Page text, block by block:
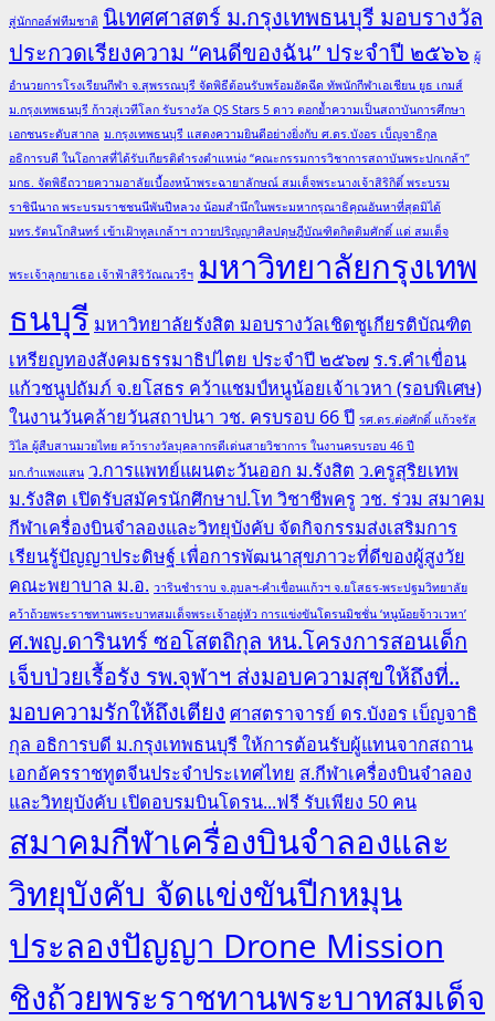
สู่นักกอล์ฟทีมชาติ นิเทศศาสตร์ ม.กรุงเทพธนบุรี มอบรางวัล
ประกวดเรียงความ “คนดีของฉัน” ประจำปี ๒๕๖๖ ผู้
อำนวยการโรงเรียนกีฬา จ.สุพรรณบุรี จัดพิธีต้อนรับพร้อมอัดฉีด ทัพนักกีฬาเอเชียน ยูธ เกมส์
ม.กรุงเทพธนบุรี ก้าวสู่เวทีโลก รับรางวัล QS Stars 5 ดาว ตอกย้ำความเป็นสถาบันการศึกษา
เอกชนระดับสากล ม.กรุงเทพธนบุรี แสดงความยินดีอย่างยิ่งกับ ศ.ดร.บังอร เบ็ญจาธิกุล
อธิการบดี ในโอกาสที่ได้รับเกียรติดำรงตำแหน่ง “คณะกรรมการวิชาการสถาบันพระปกเกล้า”
มกธ. จัดพิธีถวายความอาลัยเบื้องหน้าพระฉายาลักษณ์ สมเด็จพระนางเจ้าสิริกิติ์ พระบรม
ราชินีนาถ พระบรมราชชนนีพันปีหลวง น้อมสำนึกในพระมหากรุณาธิคุณอันหาที่สุดมิได้
มทร.รัตนโกสินทร์ เข้าเฝ้าทูลเกล้าฯ ถวายปริญญาศิลปดุษฎีบัณฑิตกิตติมศักดิ์ แด่ สมเด็จ
พระเจ้าลูกยาเธอ เจ้าฟ้าสิริวัณณวรีฯ มหาวิทยาลัยกรุงเทพ
ธนบุรี มหาวิทยาลัยรังสิต มอบรางวัลเชิดชูเกียรติบัณฑิต
เหรียญทองสังคมธรรมาธิปไตย ประจำปี ๒๕๖๗ ร.ร.คำเขื่อน
แก้วชนูปถัมภ์ จ.ยโสธร คว้าแชมป์หนูน้อยเจ้าเวหา (รอบพิเศษ)
ในงานวันคล้ายวันสถาปนา วช. ครบรอบ 66 ปี รศ.ดร.ต่อศักดิ์ แก้วจรัส
วิไล ผู้สืบสานมวยไทย คว้ารางวัลบุคลากรดีเด่นสายวิชาการ ในงานครบรอบ 46 ปี
มก.กำแพงแสน ว.การแพทย์แผนตะวันออก ม.รังสิต ว.ครูสุริยเทพ
ม.รังสิต เปิดรับสมัครนักศึกษาป.โท วิชาชีพครู วช. ร่วม สมาคม
กีฬาเครื่องบินจำลองและวิทยุบังคับ จัดกิจกรรมส่งเสริมการ
เรียนรู้ปัญญาประดิษฐ์ เพื่อการพัฒนาสุขภาวะที่ดีของผู้สูงวัย
คณะพยาบาล ม.อ. วารินชำราบ จ.อุบลฯ-คำเขื่อนแก้วฯ จ.ยโสธร-พระปฐมวิทยาลัย
คว้าถ้วยพระราชทานพระบาทสมเด็จพระเจ้าอยู่หัว การแข่งขันโดรนมิชชั่น ‘หนูน้อยจ้าวเวหา’
ศ.พญ.ดารินทร์ ซอโสตถิกุล หน.โครงการสอนเด็ก
เจ็บป่วยเรื้อรัง รพ.จุฬาฯ ส่งมอบความสุขให้ถึงที่..
มอบความรักให้ถึงเตียง ศาสตราจารย์ ดร.บังอร เบ็ญจาธิ
กุล อธิการบดี ม.กรุงเทพธนบุรี ให้การต้อนรับผู้แทนจากสถาน
เอกอัครราชทูตจีนประจำประเทศไทย ส.กีฬาเครื่องบินจำลอง
และวิทยุบังคับ เปิดอบรมบินโดรน...ฟรี รับเพียง 50 คน
สมาคมกีฬาเครื่องบินจำลองและ
วิทยุบังคับ จัดแข่งขันปีกหมุน
ประลองปัญญา Drone Mission
ชิงถ้วยพระราชทานพระบาทสมเด็จ